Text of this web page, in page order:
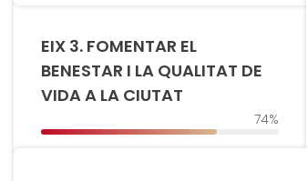
EIX 3. FOMENTAR EL
BENESTAR I LA QUALITAT DE
VIDA A LA CIUTAT
74%